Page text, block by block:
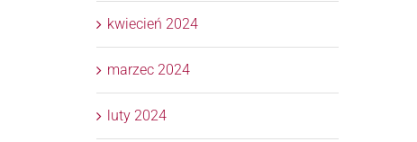
kwiecień 2024
marzec 2024
luty 2024